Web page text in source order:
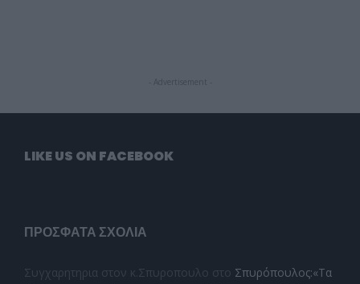
- Advertisement -
LIKE US ON FACEBOOK
ΠΡΌΣΦΑΤΑ ΣΧΌΛΙΑ
Συγχαρητηρια στον κ.Σπυροπουλο στο Σπυρόπουλος:«Τα